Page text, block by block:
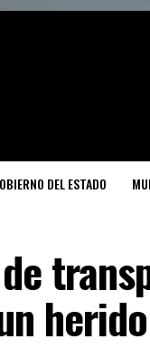
DEL ESTADO
herido